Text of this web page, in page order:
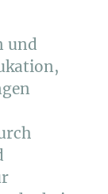
und